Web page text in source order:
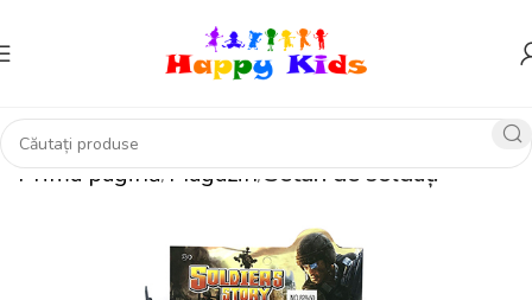
Prima pagină Magazin Seturi de soldați